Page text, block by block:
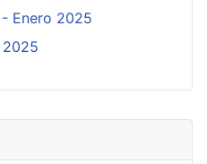
Enero 2025
2025